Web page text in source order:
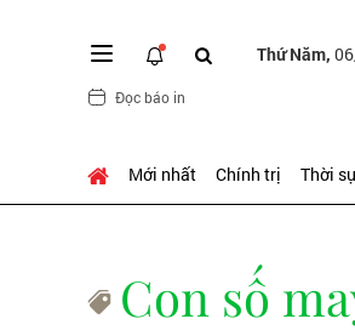
Thứ Năm,
Đọc báo in
Mới nhất Chính trị Thời sự
Con số